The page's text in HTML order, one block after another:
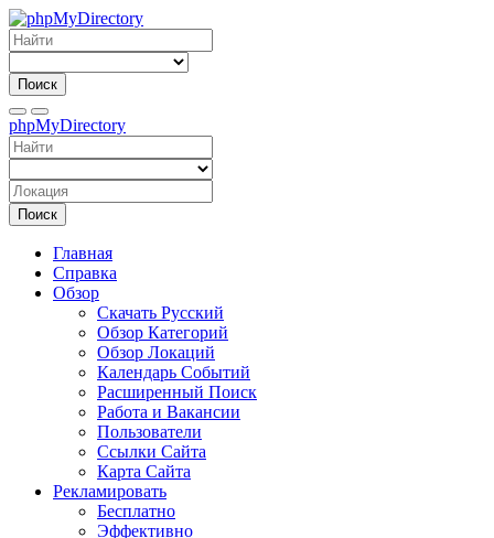
Поиск
phpMyDirectory
Поиск
Главная
Справка
Обзор
Скачать Русский
Обзор Категорий
Обзор Локаций
Календарь Событий
Расширенный Поиск
Работа и Вакансии
Пользователи
Ссылки Сайта
Карта Сайта
Рекламировать
Бесплатно
Эффективно